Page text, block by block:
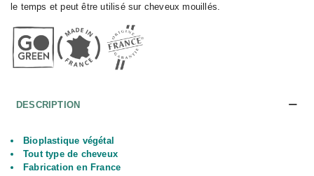
le temps et peut être utilisé sur cheveux mouillés.
DESCRIPTION
Bioplastique végétal
Tout type de cheveux
Fabrication en France